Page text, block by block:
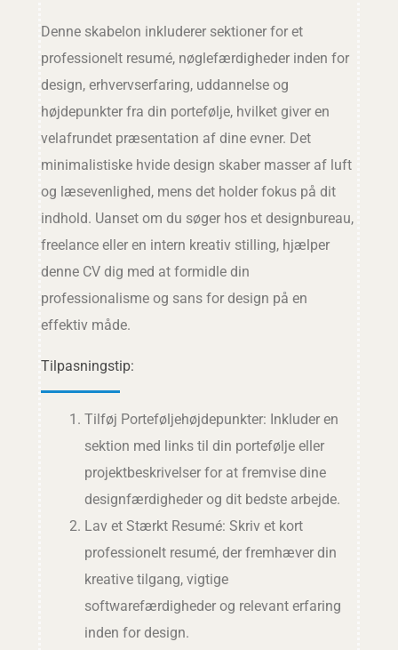
Denne skabelon inkluderer sektioner for et
professionelt resumé, nøglefærdigheder inden for
design, erhvervserfaring, uddannelse og
højdepunkter fra din portefølje, hvilket giver en
velafrundet præsentation af dine evner. Det
minimalistiske hvide design skaber masser af luft
og læsevenlighed, mens det holder fokus på dit
indhold. Uanset om du søger hos et designbureau,
freelance eller en intern kreativ stilling, hjælper
denne CV dig med at formidle din
professionalisme og sans for design på en
effektiv måde.
Tilpasningstip:
Tilføj Porteføljehøjdepunkter: Inkluder en
sektion med links til din portefølje eller
projektbeskrivelser for at fremvise dine
designfærdigheder og dit bedste arbejde.
Lav et Stærkt Resumé: Skriv et kort
professionelt resumé, der fremhæver din
kreative tilgang, vigtige
softwarefærdigheder og relevant erfaring
inden for design.